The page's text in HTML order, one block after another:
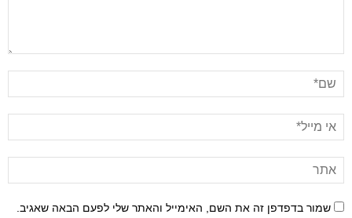
שמור בדפדפן זה את השם, האימייל והאתר שלי לפעם הבאה שאגיב.